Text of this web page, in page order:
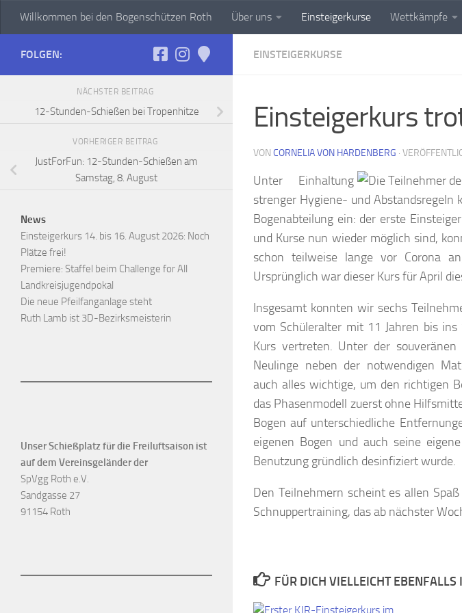
Zum Inhalt springen
Willkommen bei den Bogenschützen Roth Über uns Einsteigerkurse Wettkämpfe
EINSTEIGERKURSE
Einsteigerkurs
VON CORNELIA VON HARDENBERG ·
Unter Einhaltung
strenger Hygiene- und
Bogenabteilung ein: der erste
und Kurse nun wieder möglich sind,
schon teilweise lange vor Corona
Ursprünglich war dieser Kurs für April
Insgesamt konnten wir sechs
vom Schüleralter mit 11 Jahren bis
Kurs vertreten. Unter der
Neulinge neben der notwendigen
auch alles wichtige, um den richtigen
das Phasenmodell zuerst ohne
Bogen auf unterschiedliche
eigenen Bogen und auch seine
Benutzung gründlich desinfiziert wurde.
Den Teilnehmern scheint es allen
Schnuppertraining, das ab nächster
FÜR DICH VIELLEICHT EBENFALLS
FOLGEN:
NÄCHSTER BEITRAG
12-Stunden-Schießen bei Tropenhitze
VORHERIGER BEITRAG
JustForFun: 12-Stunden-Schießen am
Samstag, 8. August
News
Einsteigerkurs 14. bis 16. August 2026: Noch
Plätze frei!
Premiere: Staffel beim Challenge for All
Landkreisjugendpokal
Die neue Pfeilfanganlage steht
Ruth Lamb ist 3D-Bezirksmeisterin
Unser Schießplatz für die Freiluftsaison ist
auf dem Vereinsgeländer der
SpVgg Roth e.V.
Sandgasse 27
91154 Roth